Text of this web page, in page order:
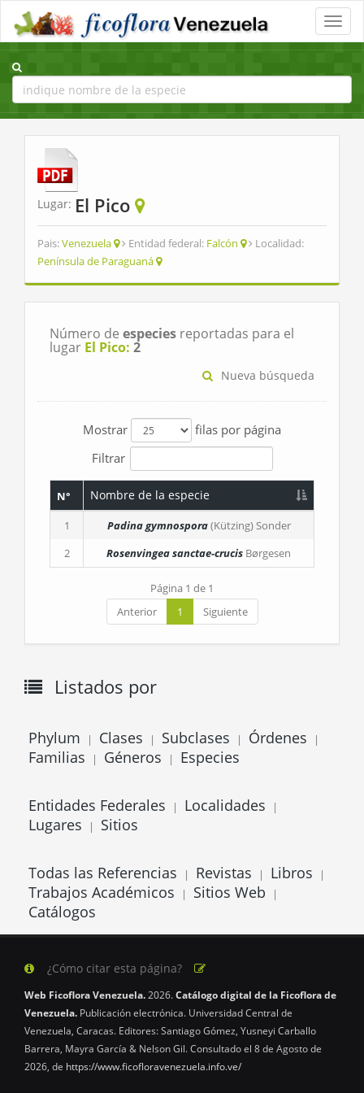
Toggle
Lugar: El Pico
Pais:Venezuela Entidad federal: Falcón
Localidad:
Península de Paraguaná
Número de especies reportadas para el
lugar El Pico: 2
Nueva búsqueda
Mostrar
filas por página
Filtrar
N° Nombre de la especie
1 Padina gymnospora(Kützing) Sonder
2
Rosenvingea sanctae-crucis Børgesen
Página 1 de 1
Anterior
1 Siguiente
Listados por
Phylum | Clases | Subclases | Órdenes |
Familias | Géneros | Especies
Entidades Federales | Localidades |
Lugares | Sitios
Todas las Referencias | Revistas | Libros |
Trabajos Académicos | Sitios Web |
Catálogos
¿Cómo citar esta página?
Web Ficoflora Venezuela.2026.Catálogo digital de la Ficoflora de
Venezuela. Publicación electrónica. Universidad Central de
Venezuela, Caracas. Editores: Santiago Gómez, Yusneyi Carballo
Barrera, Mayra García & Nelson Gil. Consultado el 8 de Agosto de
2026, de https://www.ficofloravenezuela.info.ve/